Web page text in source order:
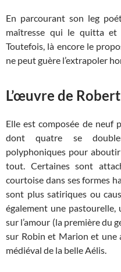
En parcourant son leg
maîtresse qui le quitta et
Toutefois, là encore le
ne peut guère l’extrapoler
L’œuvre de
Elle est composée de neuf
dont quatre se
polyphoniques pour
tout. Certaines sont
courtoise dans ses formes
sont plus satiriques ou
également une pastourelle,
sur l’amour (la première du
sur Robin et Marion et une
médiéval de la belle Aélis.